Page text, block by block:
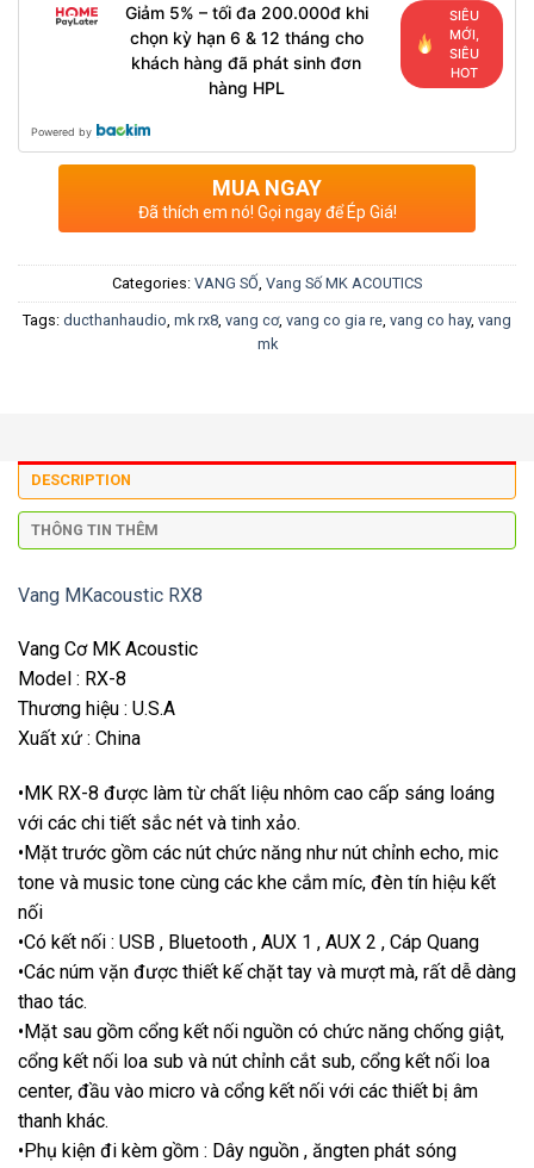
Giảm 5% – tối đa 200.000đ khi
chọn kỳ hạn 6 & 12 tháng cho
khách hàng đã phát sinh đơn
hàng HPL
SIÊU
MỚI,
SIÊU
HOT
Powered by
MUA NGAY
Đã thích em nó! Gọi ngay để Ép Giá!
Categories: VANG SỐ Vang Số MK ACOUTICS
Tags: ducthanhaudio mk rx8 vang cơ, vang co gia re vang co hay, vang
mk
DESCRIPTION
THÔNG TIN THÊM
Vang MKacoustic RX8
Vang Cơ MK Acoustic
Model : RX-8
Thương hiệu : U.S.A
Xuất xứ : China
•MK RX-8 được làm từ chất liệu nhôm cao cấp sáng loáng
với các chi tiết sắc nét và tinh xảo.
•Mặt trước gồm các nút chức năng như nút chỉnh echo, mic
tone và music tone cùng các khe cắm míc, đèn tín hiệu kết
nối
•Có kết nối : USB , Bluetooth , AUX 1 , AUX 2 , Cáp Quang
•Các núm vặn được thiết kế chặt tay và mượt mà, rất dễ dàng
thao tác.
•Mặt sau gồm cổng kết nối nguồn có chức năng chống giật,
cổng kết nối loa sub và nút chỉnh cắt sub, cổng kết nối loa
center, đầu vào micro và cổng kết nối với các thiết bị âm
thanh khác.
•Phụ kiện đi kèm gồm : Dây nguồn , ăngten phát sóng